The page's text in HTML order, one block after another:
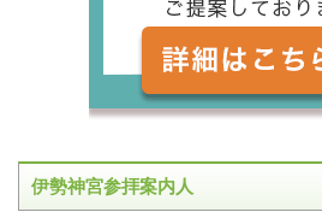
伊勢神宮参拝案内人